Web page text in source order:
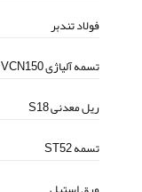
فولاد تندبر
تسمه آلیاژی VCN150
ریل معدنی S18
تسمه ST52